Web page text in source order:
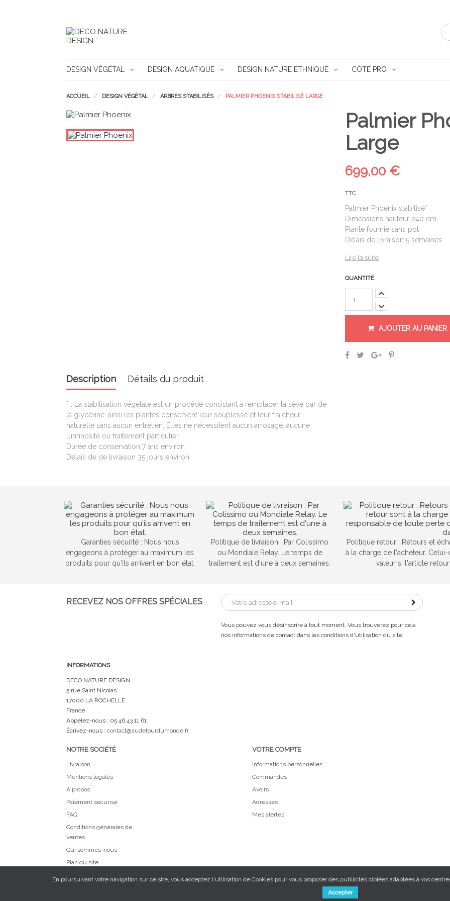
DESIGN VÉGÉTAL DESIGN AQUATIQUE DESIGN NATURE ETHNIQUE CÔTÉ PRO
ACCUEIL DESIGN VÉGÉTAL ARBRES STABILISÉS PALMIER PHOENIX STABILISÉ LARGE
Palmier
Large
699,00 €
TTC
Palmier Phoenix stabilisé*
Dimensions hauteur 240 cm
Plante fournie sans pot
Délais de livraison 5 semaines
Lire la suite
QUANTITÉ
AJOUTER AU PANIER
Description Détails du produit
* : La stabilisation végétale est un procédé consistant à remplacer la sève par de
la glycérine. ainsi les plantes conservent leur souplesse et leur fraicheur
naturelle sans aucun entretien. Elles ne nécessitent aucun arrosage, aucune
luminosité ou traitement particulier
Durée de conservation 7 ans environ
Délais de de livraison 35 jours environ
Garanties sécurité : Nous nous
engageons à protéger au maximum les
produits pour qu'ils arrivent en bon état.
Politique de livraison : Par Colissimo
ou Mondiale Relay. Le temps de
traitement est d'une à deux semaines.
Politique retour : Retours et
à la charge de l'acheteur.
valeur si l'article
RECEVEZ NOS OFFRES SPÉCIALES
Vous pouvez vous désinscrire à tout moment. Vous trouverez pour cela
nos informations de contact dans les conditions d'utilisation du site.
INFORMATIONS
DECO NATURE DESIGN
5 rue Saint Nicolas
17000 LA ROCHELLE
France
Appelez-nous : 05 46 43 11 61
Écrivez-nous : contact@audetourdumonde.fr
NOTRE SOCIÉTÉ
Livraison
Mentions légales
A propos
Paiement sécurisé
FAQ
Conditions générales de
ventes
Qui sommes-nous
Plan du site
VOTRE COMPTE
Informations personnelles
Commandes
Avoirs
Adresses
Mes alertes
En poursuivant votre navigation sur ce site, vous acceptez l'utilisation de Cookies pour vous proposer des publicités ciblées adaptées à vos
Accepter